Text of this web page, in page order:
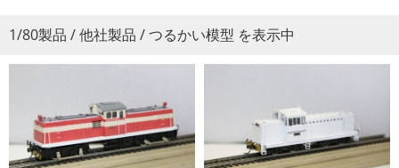
1/80製品 / 他社製品 / つるかい模型 を表示中